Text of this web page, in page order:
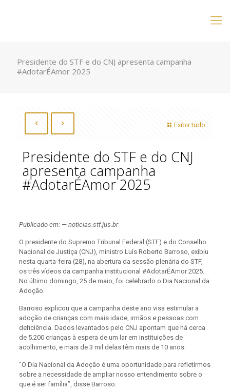
Presidente do STF e do CNJ apresenta campanha
#AdotarÉAmor 2025
Exibir tudo
Presidente do STF e do CNJ
apresenta campanha
#AdotarÉAmor 2025
Publicado em: — noticias.stf.jus.br
O presidente do Supremo Tribunal Federal (STF) e do Conselho
Nacional de Justiça (CNJ), ministro Luís Roberto Barroso, exibiu
nesta quarta-feira (28), na abertura da sessão plenária do STF,
os três vídeos da campanha institucional #AdotarÉAmor 2025.
No último domingo, 25 de maio, foi celebrado o Dia Nacional da
Adoção.
Barroso explicou que a campanha deste ano visa estimular a
adoção de crianças com mais idade, irmãos e pessoas com
deficiência. Dados levantados pelo CNJ apontam que há cerca
de 5.200 crianças à espera de um lar em instituições de
acolhimento, e mais de 3 mil delas têm mais de 10 anos.
“O Dia Nacional da Adoção é uma oportunidade para refletirmos
sobre a necessidade de ampliar nosso entendimento sobre o
que é ser família”, disse Barroso.